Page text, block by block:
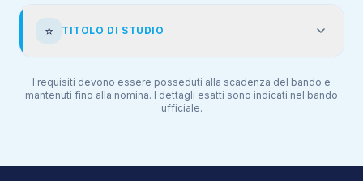
⭐ TITOLO DI STUDIO
I requisiti devono essere posseduti alla scadenza del bando e
mantenuti fino alla nomina. I dettagli esatti sono indicati nel bando
ufficiale.